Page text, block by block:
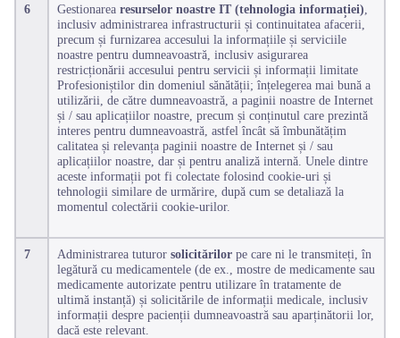
6 Gestionarearesurselor noastre IT (tehnologia informației)
inclusiv administrarea infrastructurii și continuitatea afacerii,
precum și furnizarea accesului la informațiile și serviciile
noastre pentru dumneavoastră, inclusiv asigurarea
restricționării accesului pentru servicii și informații limitate
Profesioniștilor din domeniul sănătății; înțelegerea mai bună a
utilizării, de către dumneavoastră, a paginii noastre de Internet
și / sau aplicațiilor noastre, precum și conținutul care prezintă
interes pentru dumneavoastră, astfel încât să îmbunătățim
calitatea și relevanța paginii noastre de Internet și / sau
aplicațiilor noastre, dar și pentru analiză internă. Unele dintre
aceste informații pot fi colectate folosind cookie-uri și
tehnologii similare de urmărire, după cum se detaliază la
momentul colectării cookie-urilor.
7 Administrarea tuturorsolicitărilor pe care ni le transmiteți, în
legătură cu medicamentele (de ex., mostre de medicamente sau
medicamente autorizate pentru utilizare în tratamente de
ultimă instanță) și solicitările de informații medicale, inclusiv
informații despre pacienții dumneavoastră sau aparținătorii lor,
dacă este relevant.